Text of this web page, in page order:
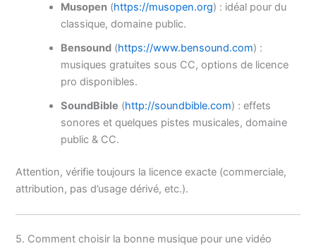
Musopen (https://musopen.org) : idéal pour du
classique, domaine public.
Bensound (https://www.bensound.com) :
musiques gratuites sous CC, options de licence
pro disponibles.
SoundBible (http://soundbible.com) : effets
sonores et quelques pistes musicales, domaine
public & CC.
Attention, vérifie toujours la licence exacte (commerciale,
attribution, pas d’usage dérivé, etc.).
5. Comment choisir la bonne musique pour une vidéo